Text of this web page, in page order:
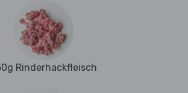
Rinderhackfleisch